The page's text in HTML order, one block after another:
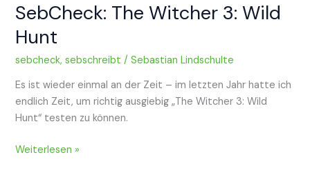
SebCheck: The Witcher 3: Wild
Hunt
sebcheck,sebschreibt /Sebastian Lindschulte
Es ist wieder einmal an der Zeit – im letzten Jahr hatte ich
endlich Zeit, um richtig ausgiebig „The Witcher 3: Wild
Hunt“ testen zu können.
SebCheck:
Weiterlesen »